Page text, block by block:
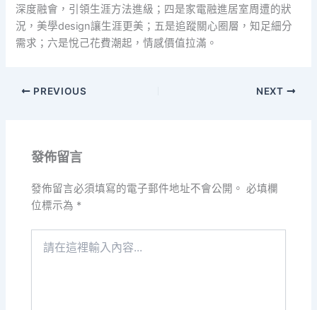
深度融會，引領生涯方法進級；四是家電融進居室周遭的狀
況，美學design讓生涯更美；五是追蹤關心圈層，知足細分
需求；六是悅己花費潮起，情感價值拉滿。
PREVIOUS NEXT
發佈留言
發佈留言必須填寫的電子郵件地址不會公開。 必填欄
位標示為 *